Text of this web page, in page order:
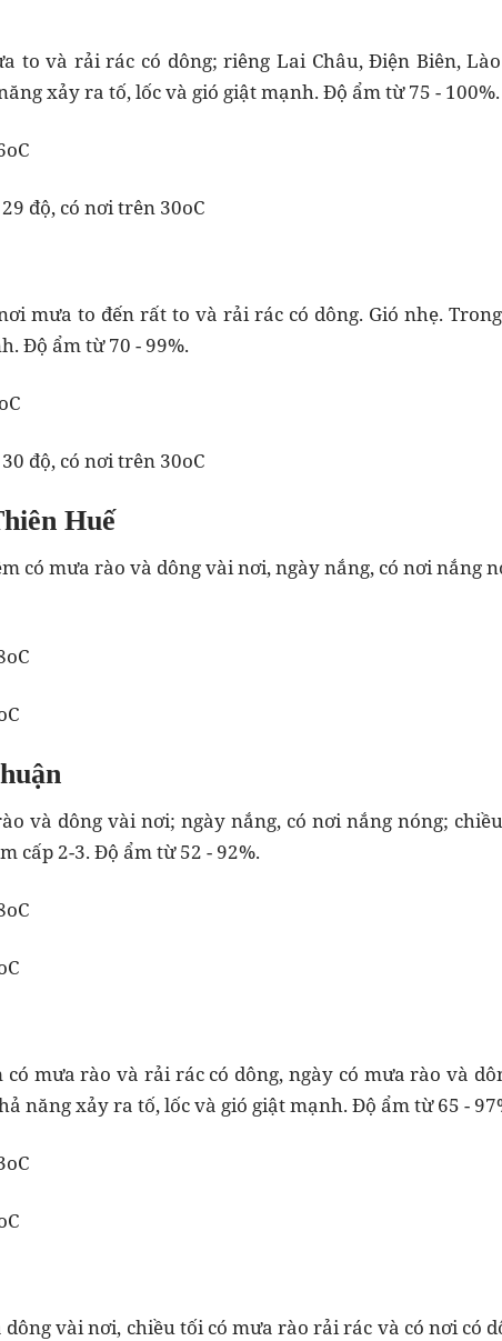
to và rải rác có dông; riêng Lai Châu, Điện Biên,
xảy ra tố, lốc và gió giật mạnh. Độ ẩm từ 75 - 100%.
độ, có nơi trên 30oC
mưa to đến rất to và rải rác có dông. Gió nhẹ.
Độ ẩm từ 70 - 99%.
độ, có nơi trên 30oC
Huế
có mưa rào và dông vài nơi, ngày nắng, có nơi nắng
và dông vài nơi; ngày nắng, có nơi nắng nóng;
cấp 2-3. Độ ẩm từ 52 - 92%.
mưa rào và rải rác có dông, ngày có mưa rào và
năng xảy ra tố, lốc và gió giật mạnh. Độ ẩm từ 65 -
vài nơi, chiều tối có mưa rào rải rác và có nơi có